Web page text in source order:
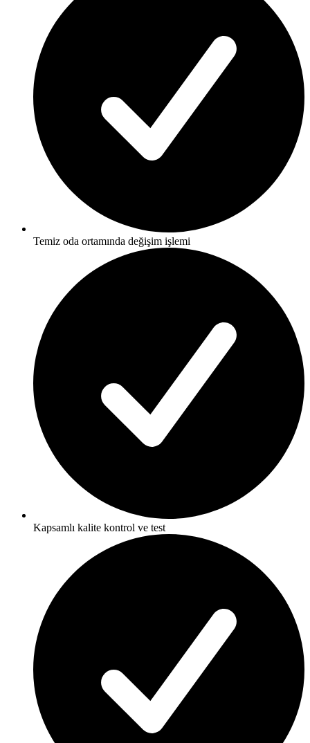
Temiz oda ortamında değişim işlemi
Kapsamlı kalite kontrol ve test